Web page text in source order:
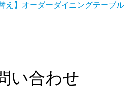
え】オーダーダイニングテーブル
い合わせ